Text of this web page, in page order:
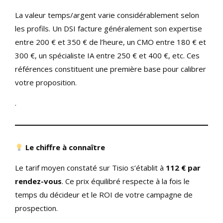
La valeur temps/argent varie considérablement selon
les profils. Un DSI facture généralement son expertise
entre 200 € et 350 € de l’heure, un CMO entre 180 € et
300 €, un spécialiste IA entre 250 € et 400 €, etc. Ces
références constituent une première base pour calibrer
votre proposition.
.
Le chiffre à connaître
Le tarif moyen constaté sur Tisio s’établit à 112 € par
rendez-vous. Ce prix équilibré respecte à la fois le
temps du décideur et le ROI de votre campagne de
prospection.